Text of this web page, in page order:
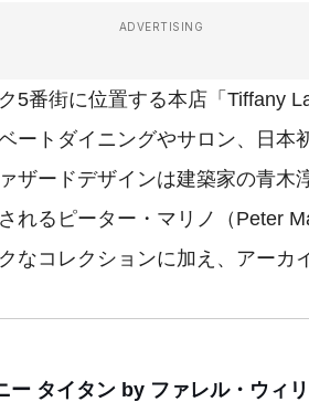
ADVERTISING
5番街に位置する本店「Tiffany
ートダイニングやサロン、日本
ザードデザインは建築家の青木
れるピーター・マリノ（Peter
なコレクションに加え、アーカ
ー タイタン by ファレル・ウィ